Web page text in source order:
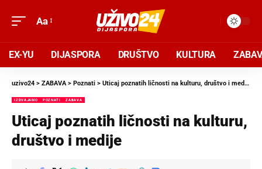
Aa
EX-YU DIJASPORA DRUŠTVO KULTURA
uzivo24 > ZABAVA> Poznati > Uticaj poznatih ličnosti na kulturu, društvo i medije
IZDVAJAMO POZNATI ZABAVA
Uticaj poznatih ličnosti na kulturu,
društvo i medije